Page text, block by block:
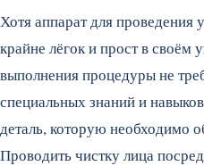
Хотя аппарат для проведения
крайне лёгок и прост в своём
выполнения процедуры не
специальных знаний и
деталь, которую необходимо
Проводить чистку лица